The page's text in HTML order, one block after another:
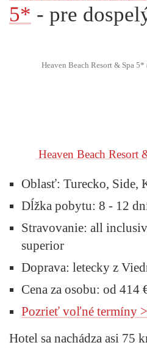
5* - pre
Heaven Beach Resort & Spa
Heaven Beach Resort
Oblasť: Turecko, Side,
Dĺžka pobytu: 8 - 12
Stravovanie: all
superior
Doprava: letecky z
Cena za osobu: od 414
Pozrieť voľné termíny
Hotel sa nachádza asi 75